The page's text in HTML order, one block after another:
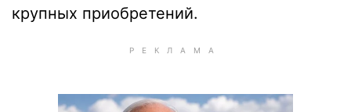
крупных приобретений.